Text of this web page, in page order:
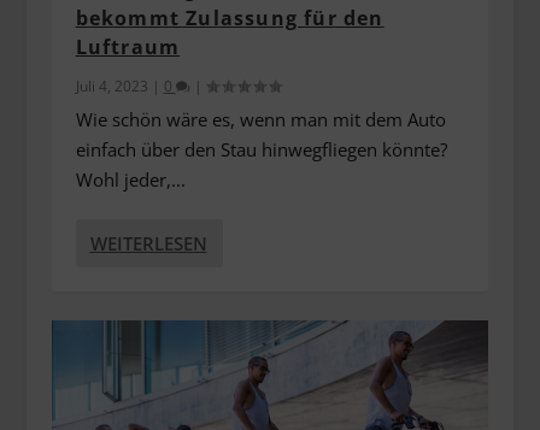
bekommt Zulassung für den
Luftraum
Juli 4, 2023 | 0 |
Wie schön wäre es, wenn man mit dem Auto
einfach über den Stau hinwegfliegen könnte?
Wohl jeder,...
WEITERLESEN